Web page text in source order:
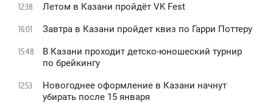
12:38 Летом в Казани пройдёт VK Fest
16:01 Завтра в Казани пройдет квиз по Гарри Поттеру
15:48
В Казани проходит детско-юношеский турнир
по брейкингу
12:53
Новогоднее оформление в Казани начнут
убирать после 15 января